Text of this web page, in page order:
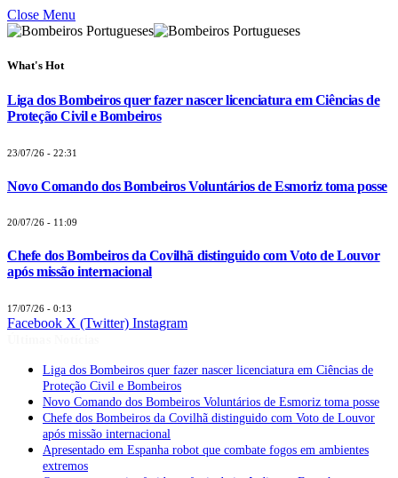
Close Menu
What's Hot
Liga dos Bombeiros quer fazer nascer licenciatura em Ciências de
Proteção Civil e Bombeiros
23/07/26 - 22:31
Novo Comando dos Bombeiros Voluntários de Esmoriz toma posse
20/07/26 - 11:09
Chefe dos Bombeiros da Covilhã distinguido com Voto de Louvor
após missão internacional
17/07/26 - 0:13
Facebook X (Twitter) Instagram
Liga dos Bombeiros quer fazer nascer licenciatura em Ciências de
Proteção Civil e Bombeiros
Novo Comando dos Bombeiros Voluntários de Esmoriz toma posse
Chefe dos Bombeiros da Covilhã distinguido com Voto de Louvor
após missão internacional
Apresentado em Espanha robot que combate fogos em ambientes
extremos